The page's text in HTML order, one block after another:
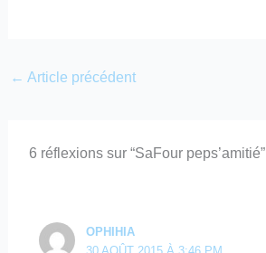
← Article précédent
6 réflexions sur “SaFour peps’amitié”
OPHIHIA